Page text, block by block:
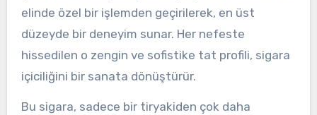
elinde özel bir işlemden geçirilerek, en üst
düzeyde bir deneyim sunar. Her nefeste
hissedilen o zengin ve sofistike tat profili, sigara
içiciliğini bir sanata dönüştürür.
Bu sigara, sadece bir tiryakiden çok daha